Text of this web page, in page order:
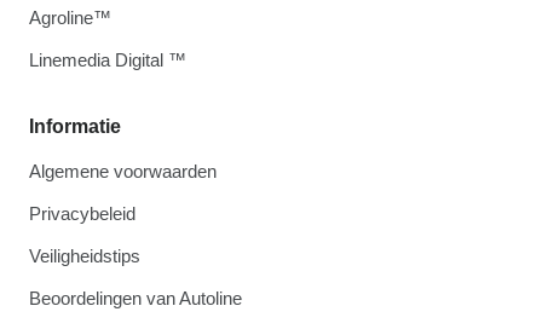
Informatie
Algemene voorwaarden
Privacybeleid
Veiligheidstips
Beoordelingen van Autoline
Agroline™
Linemedia Digital ™